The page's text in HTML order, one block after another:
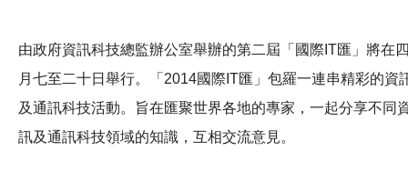
科技分享
會籍
由政府資訊科技總監辦公室舉辦的第二屆「國際IT匯」將在
月七至二十日舉行。「2014國際IT匯」包羅一連串精彩的資
及通訊科技活動。旨在匯聚世界各地的專家，一起分享不同
訊及通訊科技領域的知識，互相交流意見。